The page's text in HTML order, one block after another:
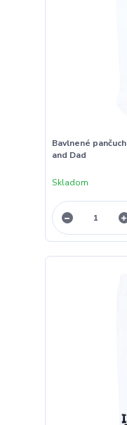
Bavlnené
and Dad
Skladom